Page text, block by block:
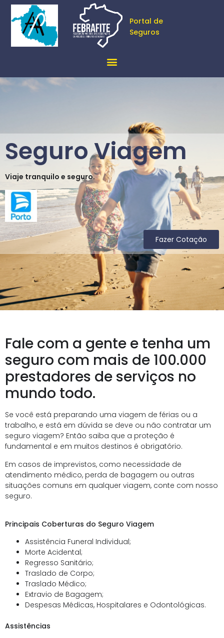
Portal de
Seguros
Seguro Viagem
Viaje tranquilo e seguro.
Fazer Cotação
Fale com a gente e tenha um
seguro com mais de 100.000
prestadores de serviços no
mundo todo.
Se você está preparando uma viagem de férias ou a
trabalho, e está em dúvida se deve ou não contratar um
seguro viagem? Então saiba que a proteção é
fundamental e em muitos destinos é obrigatório.
Em casos de imprevistos, como necessidade de
atendimento médico, perda de bagagem ou outras
situações comuns em qualquer viagem, conte com nosso
seguro.
Principais Coberturas do Seguro Viagem
Assistência Funeral Individual;
Morte Acidental;
Regresso Sanitário;
Traslado de Corpo;
Traslado Médico;
Extravio de Bagagem;
Despesas Médicas, Hospitalares e Odontológicas.
Assistências